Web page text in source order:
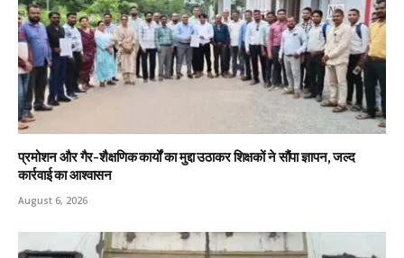
प्रमोशन और गैर-शैक्षणिक कार्यों का मुद्दा उठाकर शिक्षकों ने सौंपा ज्ञापन, जल्द
कार्रवाई का आश्वासन
August 6, 2026